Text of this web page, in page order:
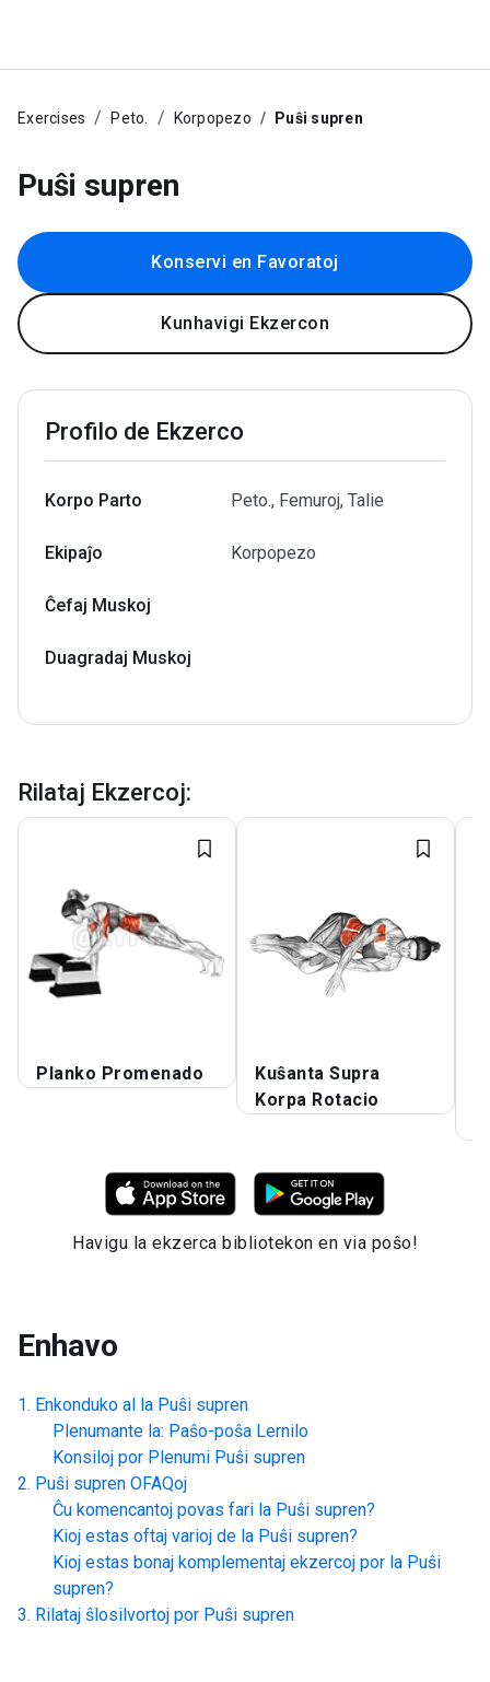
Exercises Peto. Korpopezo Puŝi supren
Puŝi supren
Konservi en Favoratoj
Kunhavigi Ekzercon
Profilo de Ekzerco
Korpo Parto Peto., Femuroj, Talie
Ekipaĵo Korpopezo
Ĉefaj Muskoj
Duagradaj Muskoj
Rilataj Ekzercoj:
Planko Promenado
Kuŝanta Supra
Korpa Rotacio
Havigu la ekzerca bibliotekon en via poŝo!
Enhavo
Enkonduko al la Puŝi supren
Plenumante la: Paŝo-poŝa Lernilo
Konsiloj por Plenumi Puŝi supren
Puŝi supren OFAQoj
Ĉu komencantoj povas fari la Puŝi supren?
Kioj estas oftaj varioj de la Puŝi supren?
Kioj estas bonaj komplementaj ekzercoj por la Puŝi
supren?
Rilataj ŝlosilvortoj por Puŝi supren